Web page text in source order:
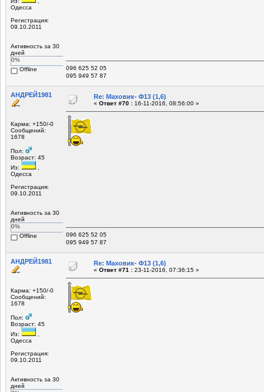
Одесса
Регистрация:
09.10.2011
Активность за 30
дней
0%
Offline
096 625 52 05
095 949 57 87
АНДРЕЙ1981
Карма: +150/-0
Сообщений:
1678
Пол:
Возраст: 45
Из:
Одесса
Регистрация:
09.10.2011
Активность за 30
дней
0%
Offline
Re: Маховик- Ф13 (1,6)
« Ответ #70 : 16-11-2016, 08:56:00 »
096 625 52 05
095 949 57 87
АНДРЕЙ1981
Карма: +150/-0
Сообщений:
1678
Пол:
Возраст: 45
Из:
Одесса
Регистрация:
09.10.2011
Активность за 30
дней
Re: Маховик- Ф13 (1,6)
« Ответ #71 : 23-11-2016, 07:36:15 »